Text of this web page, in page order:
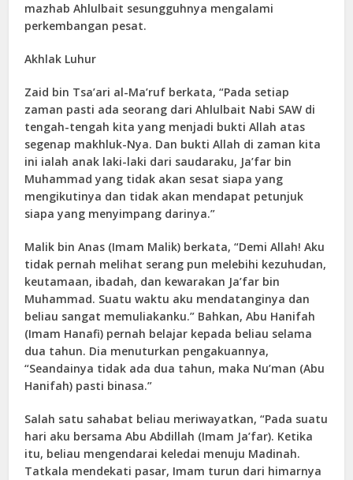
mazhab Ahlulbait sesungguhnya mengalami
perkembangan pesat.
Akhlak Luhur
Zaid bin Tsa’ari al-Ma’ruf berkata, “Pada setiap
zaman pasti ada seorang dari Ahlulbait Nabi SAW di
tengah-tengah kita yang menjadi bukti Allah atas
segenap makhluk-Nya. Dan bukti Allah di zaman kita
ini ialah anak laki-laki dari saudaraku, Ja’far bin
Muhammad yang tidak akan sesat siapa yang
mengikutinya dan tidak akan mendapat petunjuk
siapa yang menyimpang darinya.”
Malik bin Anas (Imam Malik) berkata, “Demi Allah! Aku
tidak pernah melihat serang pun melebihi kezuhudan,
keutamaan, ibadah, dan kewarakan Ja’far bin
Muhammad. Suatu waktu aku mendatanginya dan
beliau sangat memuliakanku.” Bahkan, Abu Hanifah
(Imam Hanafi) pernah belajar kepada beliau selama
dua tahun. Dia menuturkan pengakuannya,
“Seandainya tidak ada dua tahun, maka Nu’man (Abu
Hanifah) pasti binasa.”
Salah satu sahabat beliau meriwayatkan, “Pada suatu
hari aku bersama Abu Abdillah (Imam Ja’far). Ketika
itu, beliau mengendarai keledai menuju Madinah.
Tatkala mendekati pasar, Imam turun dari himarnya